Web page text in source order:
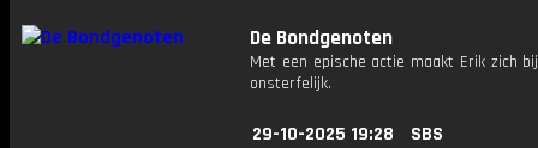
De Bondgenoten
Met een epische actie maakt Erik zich
onsterfelijk.
29-10-2025 19:28
SBS